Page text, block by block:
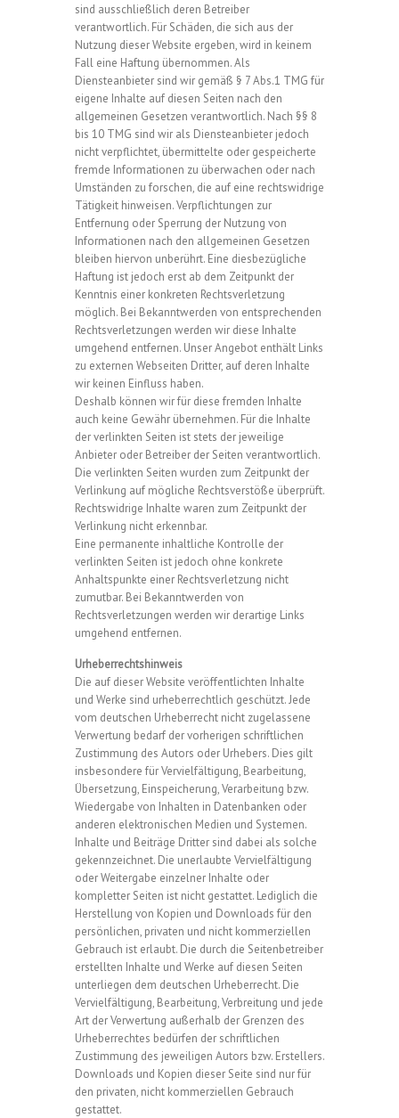
sind ausschließlich deren Betreiber
verantwortlich. Für Schäden, die sich aus der
Nutzung dieser Website ergeben, wird in keinem
Fall eine Haftung übernommen. Als
Diensteanbieter sind wir gemäß § 7 Abs.1 TMG für
eigene Inhalte auf diesen Seiten nach den
allgemeinen Gesetzen verantwortlich. Nach §§ 8
bis 10 TMG sind wir als Diensteanbieter jedoch
nicht verpflichtet, übermittelte oder gespeicherte
fremde Informationen zu überwachen oder nach
Umständen zu forschen, die auf eine rechtswidrige
Tätigkeit hinweisen. Verpflichtungen zur
Entfernung oder Sperrung der Nutzung von
Informationen nach den allgemeinen Gesetzen
bleiben hiervon unberührt. Eine diesbezügliche
Haftung ist jedoch erst ab dem Zeitpunkt der
Kenntnis einer konkreten Rechtsverletzung
möglich. Bei Bekanntwerden von entsprechenden
Rechtsverletzungen werden wir diese Inhalte
umgehend entfernen. Unser Angebot enthält Links
zu externen Webseiten Dritter, auf deren Inhalte
wir keinen Einfluss haben.
Deshalb können wir für diese fremden Inhalte
auch keine Gewähr übernehmen. Für die Inhalte
der verlinkten Seiten ist stets der jeweilige
Anbieter oder Betreiber der Seiten verantwortlich.
Die verlinkten Seiten wurden zum Zeitpunkt der
Verlinkung auf mögliche Rechtsverstöße überprüft.
Rechtswidrige Inhalte waren zum Zeitpunkt der
Verlinkung nicht erkennbar.
Eine permanente inhaltliche Kontrolle der
verlinkten Seiten ist jedoch ohne konkrete
Anhaltspunkte einer Rechtsverletzung nicht
zumutbar. Bei Bekanntwerden von
Rechtsverletzungen werden wir derartige Links
umgehend entfernen.
Urheberrechtshinweis
Die auf dieser Website veröffentlichten Inhalte
und Werke sind urheberrechtlich geschützt. Jede
vom deutschen Urheberrecht nicht zugelassene
Verwertung bedarf der vorherigen schriftlichen
Zustimmung des Autors oder Urhebers. Dies gilt
insbesondere für Vervielfältigung, Bearbeitung,
Übersetzung, Einspeicherung, Verarbeitung bzw.
Wiedergabe von Inhalten in Datenbanken oder
anderen elektronischen Medien und Systemen.
Inhalte und Beiträge Dritter sind dabei als solche
gekennzeichnet. Die unerlaubte Vervielfältigung
oder Weitergabe einzelner Inhalte oder
kompletter Seiten ist nicht gestattet. Lediglich die
Herstellung von Kopien und Downloads für den
persönlichen, privaten und nicht kommerziellen
Gebrauch ist erlaubt. Die durch die Seitenbetreiber
erstellten Inhalte und Werke auf diesen Seiten
unterliegen dem deutschen Urheberrecht. Die
Vervielfältigung, Bearbeitung, Verbreitung und jede
Art der Verwertung außerhalb der Grenzen des
Urheberrechtes bedürfen der schriftlichen
Zustimmung des jeweiligen Autors bzw. Erstellers.
Downloads und Kopien dieser Seite sind nur für
den privaten, nicht kommerziellen Gebrauch
gestattet.